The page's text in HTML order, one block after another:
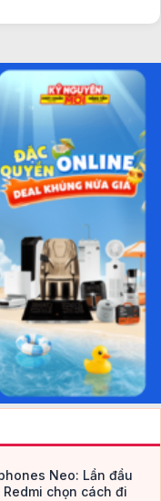
Neo: Lần đầu
chọn cách đi